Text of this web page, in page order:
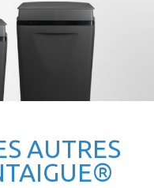
AUTRES